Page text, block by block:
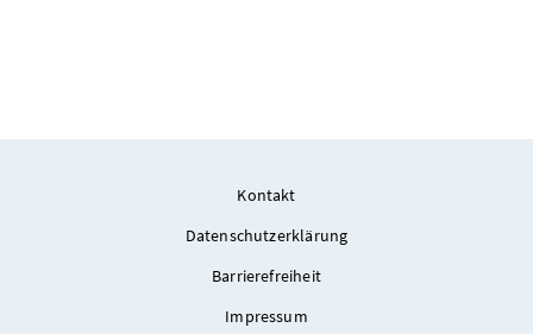
Kontakt
Datenschutzerklärung
Barrierefreiheit
Impressum